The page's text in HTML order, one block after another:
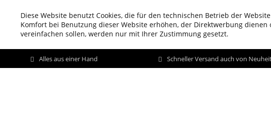
Diese Website benutzt Cookies, die für den technischen Betrieb der
Komfort bei Benutzung dieser Website erhöhen, der Direktwerbung
vereinfachen sollen, werden nur mit Ihrer Zustimmung gesetzt.
Alles aus einer Hand Schneller Versand auch von